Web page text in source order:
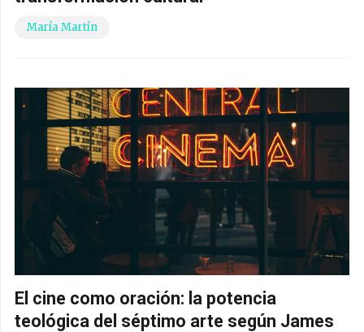
María Martín
El cine como oración: la potencia
teológica del séptimo arte según James